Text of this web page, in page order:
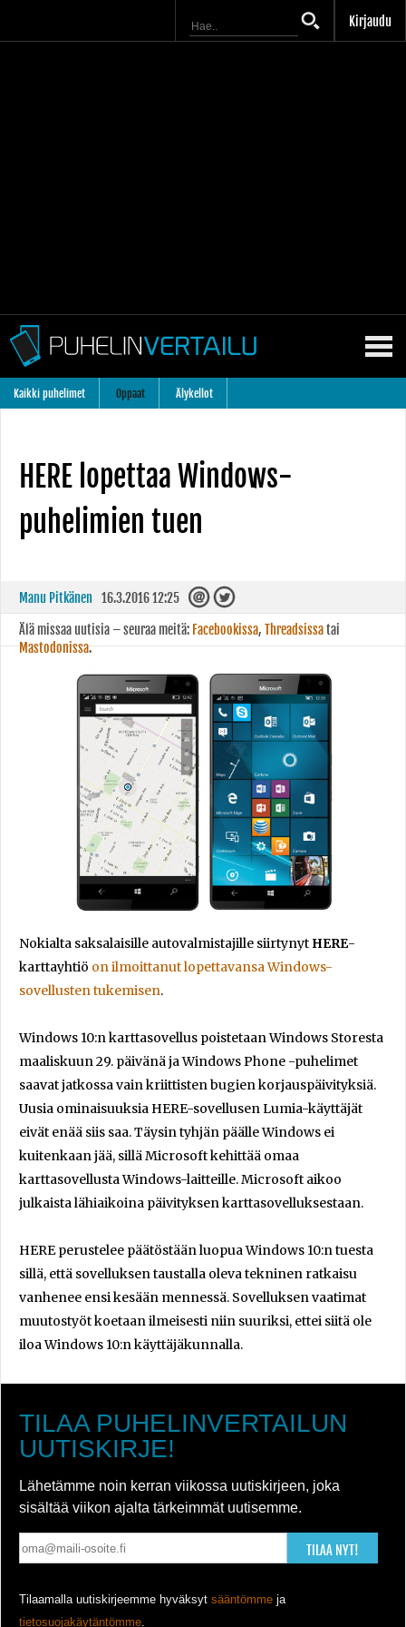
Kirjaudu
Kaikki puhelimet Oppaat Älykellot
HERE lopettaa Windows-
puhelimien tuen
Manu Pitkänen 16.3.2016 12:25
Älä missaa uutisia – seuraa meitä: Facebookissa, Threadsissatai
Mastodonissa.
Nokialta saksalaisille autovalmistajille siirtynyt HERE-
karttayhtiö on ilmoittanut lopettavansa Windows-
sovellusten tukemisen.
Windows 10:n karttasovellus poistetaan Windows Storesta
maaliskuun 29. päivänä ja Windows Phone -puhelimet
saavat jatkossa vain kriittisten bugien korjauspäivityksiä.
Uusia ominaisuuksia HERE-sovellusen Lumia-käyttäjät
eivät enää siis saa. Täysin tyhjän päälle Windows ei
kuitenkaan jää, sillä Microsoft kehittää omaa
karttasovellusta Windows-laitteille. Microsoft aikoo
julkaista lähiaikoina päivityksen karttasovelluksestaan.
HERE perustelee päätöstään luopua Windows 10:n tuesta
sillä, että sovelluksen taustalla oleva tekninen ratkaisu
vanhenee ensi kesään mennessä. Sovelluksen vaatimat
muutostyöt koetaan ilmeisesti niin suuriksi, ettei siitä ole
iloa Windows 10:n käyttäjäkunnalla.
TILAA PUHELINVERTAILUN
UUTISKIRJE!
Lähetämme noin kerran viikossa uutiskirjeen, joka
sisältää viikon ajalta tärkeimmät uutisemme.
TILAA NYT!
Tilaamalla uutiskirjeemme hyväksyt sääntömme ja
tietosuojakäytäntömme.